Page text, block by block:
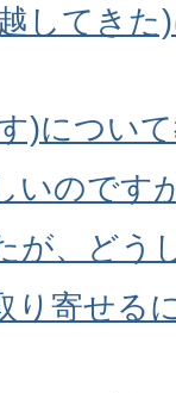
してき
)につい
いのです
が、どう
り寄せる